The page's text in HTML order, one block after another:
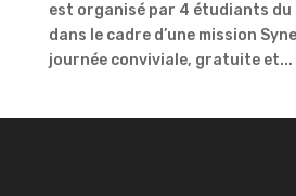
est organisé par 4 étudiants du
dans le cadre d’une mission
journée conviviale, gratuite et...